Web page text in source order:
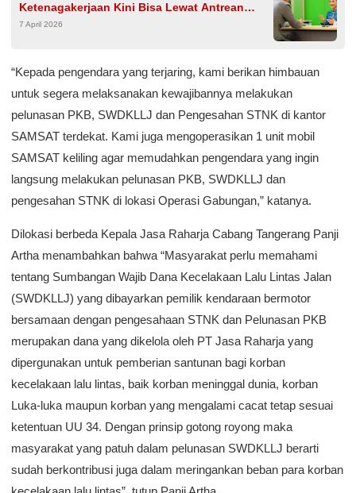
Ketenagakerjaan Kini Bisa Lewat Antrean
Online
7 April 2026
“Kepada pengendara yang terjaring, kami berikan himbauan
untuk segera melaksanakan kewajibannya melakukan
pelunasan PKB, SWDKLLJ dan Pengesahan STNK di kantor
SAMSAT terdekat. Kami juga mengoperasikan 1 unit mobil
SAMSAT keliling agar memudahkan pengendara yang ingin
langsung melakukan pelunasan PKB, SWDKLLJ dan
pengesahan STNK di lokasi Operasi Gabungan,” katanya.
Dilokasi berbeda Kepala Jasa Raharja Cabang Tangerang Panji
Artha menambahkan bahwa “Masyarakat perlu memahami
tentang Sumbangan Wajib Dana Kecelakaan Lalu Lintas Jalan
(SWDKLLJ) yang dibayarkan pemilik kendaraan bermotor
bersamaan dengan pengesahaan STNK dan Pelunasan PKB
merupakan dana yang dikelola oleh PT Jasa Raharja yang
dipergunakan untuk pemberian santunan bagi korban
kecelakaan lalu lintas, baik korban meninggal dunia, korban
Luka-luka maupun korban yang mengalami cacat tetap sesuai
ketentuan UU 34. Dengan prinsip gotong royong maka
masyarakat yang patuh dalam pelunasan SWDKLLJ berarti
sudah berkontribusi juga dalam meringankan beban para korban